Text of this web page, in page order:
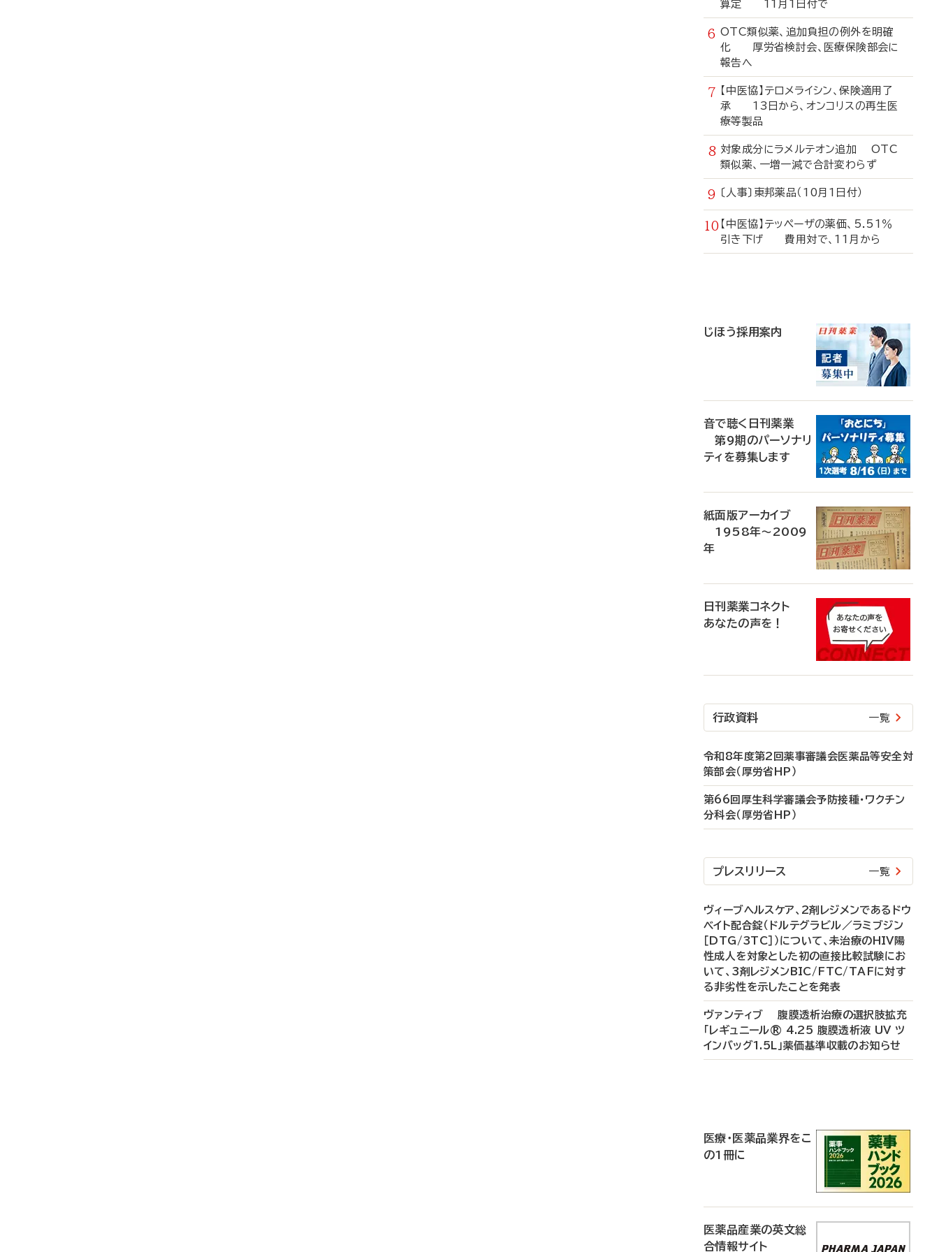
算定 11月1日付で
OTC類似薬、追加負担の例外を明確
化 厚労省検討会、医療保険部会に
報告へ
【中医協】テロメライシン、保険適用了
承 13日から、オンコリスの再生医
療等製品
対象成分にラメルテオン追加 OTC
類似薬、一増一減で合計変わらず
〔人事〕東邦薬品（10月1日付）
【中医協】テッペーザの薬価、5.51％
引き下げ 費用対で、11月から
じほう採用案内
音で聴く日刊薬業
第9期のパーソナリ
ティを募集します
紙面版アーカイブ
1958年～2009
年
日刊薬業コネクト
あなたの声を！
行政資料 一覧
令和8年度第2回薬事審議会医薬品等安全対
策部会（厚労省HP）
第66回厚生科学審議会予防接種・ワクチン
分科会（厚労省HP）
プレスリリース 一覧
ヴィーブヘルスケア、2剤レジメンであるドウ
ベイト配合錠（ドルテグラビル／ラミブジン
［DTG/3TC］）について、未治療のHIV陽
性成人を対象とした初の直接比較試験にお
いて、3剤レジメンBIC/FTC/TAFに対す
る非劣性を示したことを発表
ヴァンティブ 腹膜透析治療の選択肢拡充
「レギュニール® 4.25 腹膜透析液 UV ツ
インバッグ1.5L」薬価基準収載のお知らせ
医療・医薬品業界をこ
の1冊に
医薬品産業の英文総
合情報サイト